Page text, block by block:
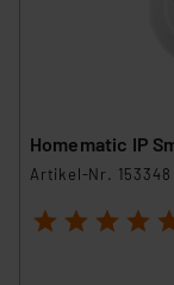
Homematic IP
Artikel-Nr. 153348
1 2 3 4 5